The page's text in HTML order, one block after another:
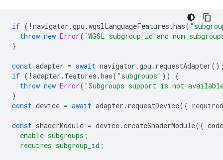
if ( ! navigator .gpu .wgslLanguageFeatures .has(
throw new Error( `WGSL subgroup_id and
}
const adapter = await navigator .gpu . requestAdapter
if ( ! adapter . features .has( "subgroups" ))
{
throw new Error( "Subgroups support is not
}
const device = await adapter . requestDevice({
const shaderModule = device.createShaderModule({ code
  enable subgroups;
  requires subgroup_id;